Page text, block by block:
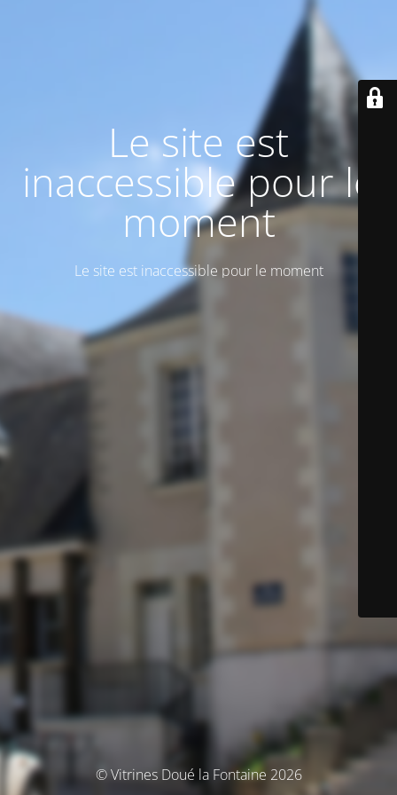
Le site est
inaccessible pour le
moment
Le site est inaccessible pour le moment
© Vitrines Doué la Fontaine 2026